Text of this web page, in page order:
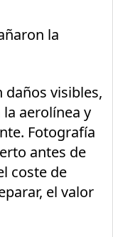
la
daños visibles,
aerolínea y
Fotografía
antes de
coste de
el valor